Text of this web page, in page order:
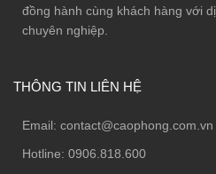
đồng hành cùng khách hàng với
chuyên nghiệp.
THÔNG TIN LIÊN HỆ
Email: contact@caophong.com.vn
Hotline: 0906.818.600